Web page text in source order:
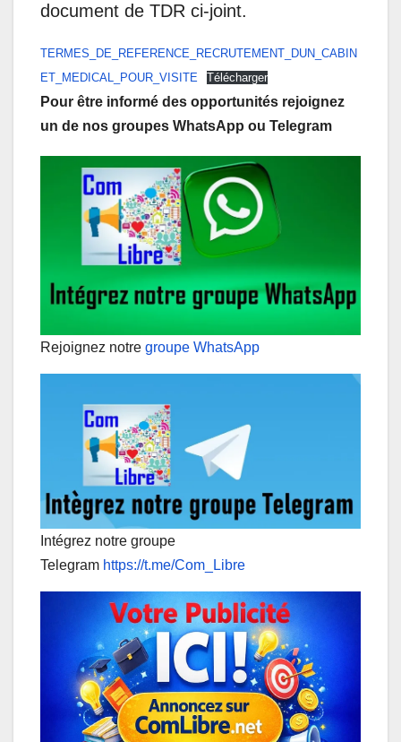
document de TDR ci-joint.
TERMES_DE_REFERENCE_RECRUTEMENT_DUN_CABIN
ET_MEDICAL_POUR_VISITE
Télécharger
Pour être informé des opportunités rejoignez
un de nos groupes WhatsApp ou Telegram
Rejoignez notre groupe WhatsApp
Intégrez notre groupe
Telegram https://t.me/Com_Libre